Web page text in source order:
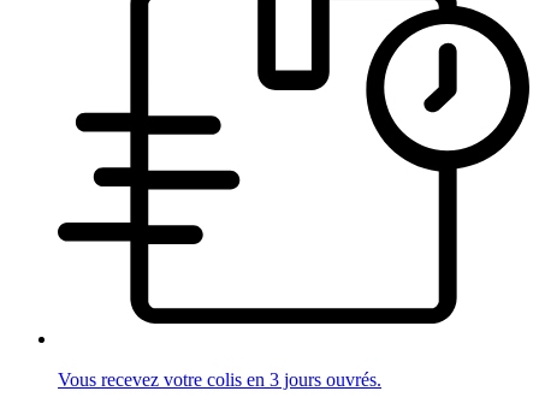
Vous recevez votre colis en 3 jours ouvrés.